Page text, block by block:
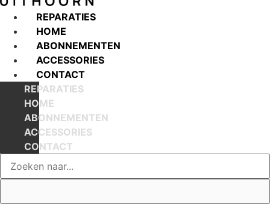
REPARATIES
HOME
ABONNEMENTEN
ACCESSORIES
CONTACT
REPARATIES
HOME
ABONNEMENTEN
ACCESSORIES
CONTACT